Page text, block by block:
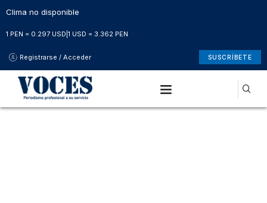
Clima no disponible
1 PEN = 0.297 USD 1 USD = 3.362 PEN
Registrarse / Acceder SUSCRÍBETE